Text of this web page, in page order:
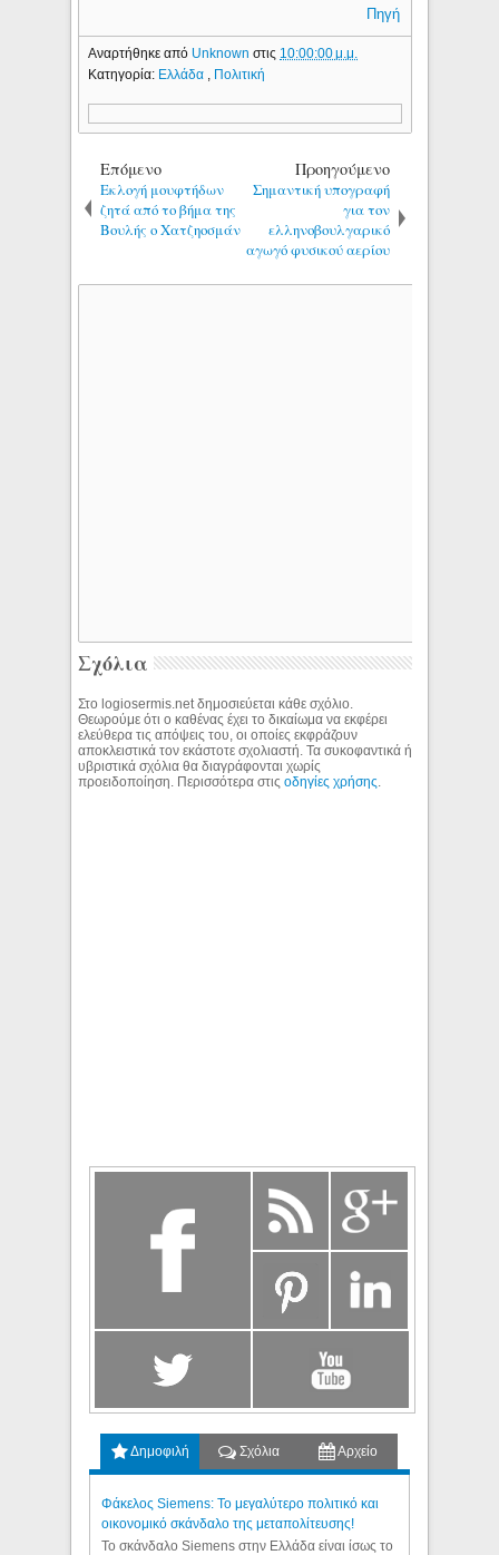
Πηγή
Αναρτήθηκε από Unknownστις 10:00:00 μ.μ.
Κατηγορία: Ελλάδα , Πολιτική
Επόμενο
Εκλογή μουφτήδων
ζητά από το βήμα της
Βουλής ο Χατζηοσμάν
Προηγούμενο
Σημαντική υπογραφή
για τον
ελληνοβουλγαρικό
αγωγό φυσικού αερίου
Σχόλια
Στο logiosermis.net δημοσιεύεται κάθε σχόλιο.
Θεωρούμε ότι ο καθένας έχει το δικαίωμα να εκφέρει
ελεύθερα τις απόψεις του, οι οποίες εκφράζουν
αποκλειστικά τον εκάστοτε σχολιαστή. Τα συκοφαντικά ή
υβριστικά σχόλια θα διαγράφονται χωρίς
προειδοποίηση. Περισσότερα στιςοδηγίες χρήσης.
Δημοφιλή Σχόλια Αρχείο
Φάκελος Siemens: Το μεγαλύτερο πολιτικό και
οικονομικό σκάνδαλο της μεταπολίτευσης!
Το σκάνδαλο Siemens στην Ελλάδα είναι ίσως το